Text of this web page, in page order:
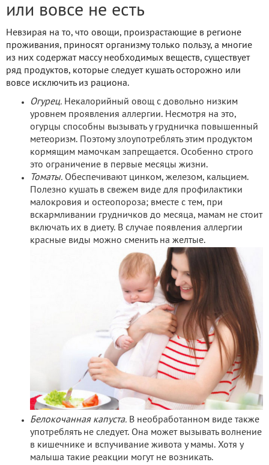
или вовсе не есть
Невзирая на то, что овощи, произрастающие в регионе
проживания, приносят организму только пользу, а многие
из них содержат массу необходимых веществ, существует
ряд продуктов, которые следует кушать осторожно или
вовсе исключить из рациона.
Огурец. Некалорийный овощ с довольно низким
уровнем проявления аллергии. Несмотря на это,
огурцы способны вызывать у грудничка повышенный
метеоризм. Поэтому злоупотреблять этим продуктом
кормящим мамочкам запрещается. Особенно строго
это ограничение в первые месяцы жизни.
Томаты. Обеспечивают цинком, железом, кальцием.
Полезно кушать в свежем виде для профилактики
малокровия и остеопороза; вместе с тем, при
вскармливании грудничков до месяца, мамам не стоит
включать их в диету. В случае появления аллергии
красные виды можно сменить на желтые.
Белокочанная капуста. В необработанном виде также
употреблять не следует. Она может вызывать волнение
в кишечнике и вспучивание живота у мамы. Хотя у
малыша такие реакции могут не возникать.